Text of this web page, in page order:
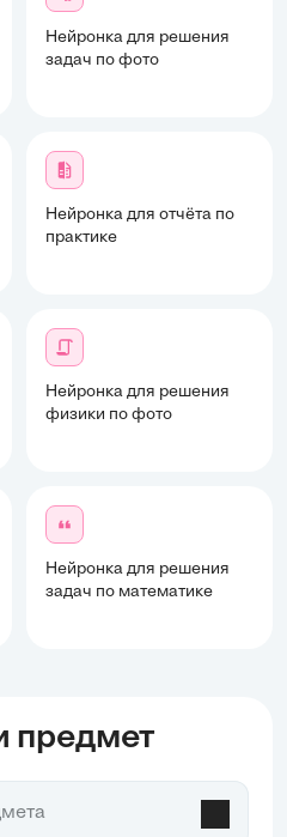
Нейронка для решения
задач по фото
Нейронка для отчёта по
практике
Нейронка для решения
физики по фото
Нейронка для решения
задач по математике
предмет